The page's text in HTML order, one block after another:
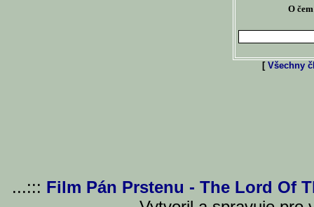
O
[ Všechny
...::: Film Pán Prstenu - The Lord Of